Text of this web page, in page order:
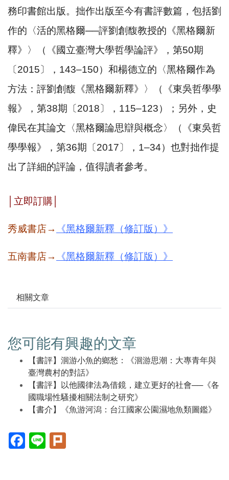
務印書館出版。拙作出版至今有書評數篇，包括劉
作的〈活的黑格爾──評劉創馥教授的《黑格爾新
釋》〉（《國立臺灣大學哲學論評》，第50期
〔 2015 〕， 143–150）和楊德立的〈黑格爾作為
方法：評劉創馥《黑格爾新釋》〉（《東吳哲學學
報》，第38期〔 2018 〕， 115–123）；另外，史
偉民在其論文〈黑格爾論思辯與概念〉（《東吳哲
學學報》，第36期〔 2017 〕， 1–34）也對拙作提
出了詳細的評論，值得讀者參考。
立即訂購
秀威書店→ 《黑格爾新釋（修訂版）》
五南書店→ 《黑格爾新釋（修訂版）》
相關文章
您可能有興趣的文章
【書評】洄游小魚的鄉愁：《洄游思潮：大專青年與
臺灣農村的對話》
【書評】以他國律法為借鏡，建立更好的社會──《各
國職場性騷擾相關法制之研究》
【書介】《魚游河潟：台江國家公園濕地魚類圖鑑》
Facebook(另
開
Line(另
開